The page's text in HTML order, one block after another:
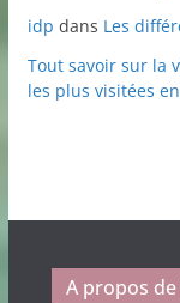
idp dans Les
Tout savoir sur la
les plus visitées
A propos